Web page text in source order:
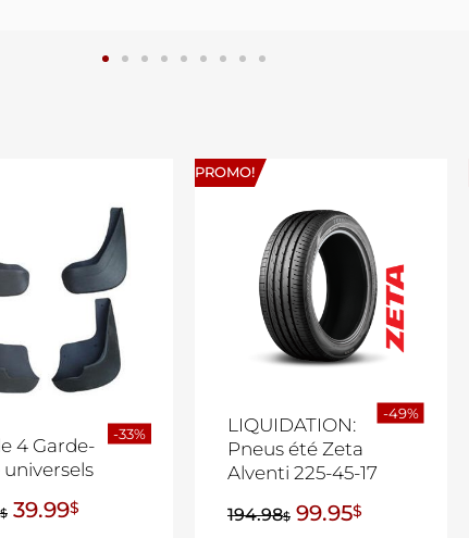
4 Garde-
universels
$ 39.99$
-33%
PROMO!
LIQUIDATION:
Pneus été Zeta
Alventi 225-45-17
194.98$ 99.95$
-49%